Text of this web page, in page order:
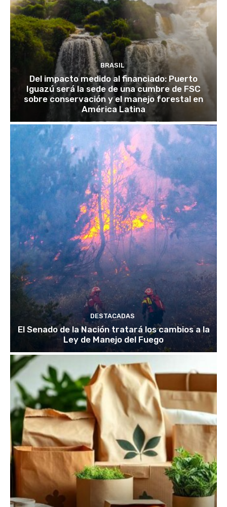
BRASIL
Del impacto medido al financiado: Puerto
Iguazú será la sede de una cumbre de FSC
sobre conservación y el manejo forestal en
América Latina
DESTACADAS
El Senado de la Nación tratará los cambios a la
Ley de Manejo del Fuego